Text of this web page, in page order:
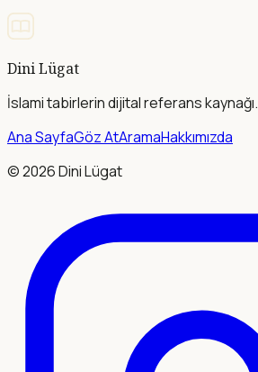
Dini Lügat
İslami tabirlerin dijital referans kaynağı.
Ana SayfaGöz AtAramaHakkımızda
©2026Dini Lügat